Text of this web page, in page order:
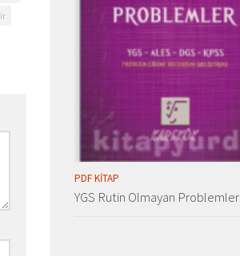
PDF KITAP
YGS Rutin Olmayan Problemler